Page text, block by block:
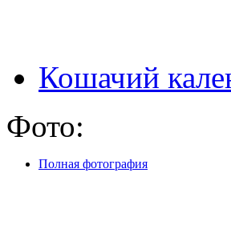
Кошачий
Фото:
Полная фотография